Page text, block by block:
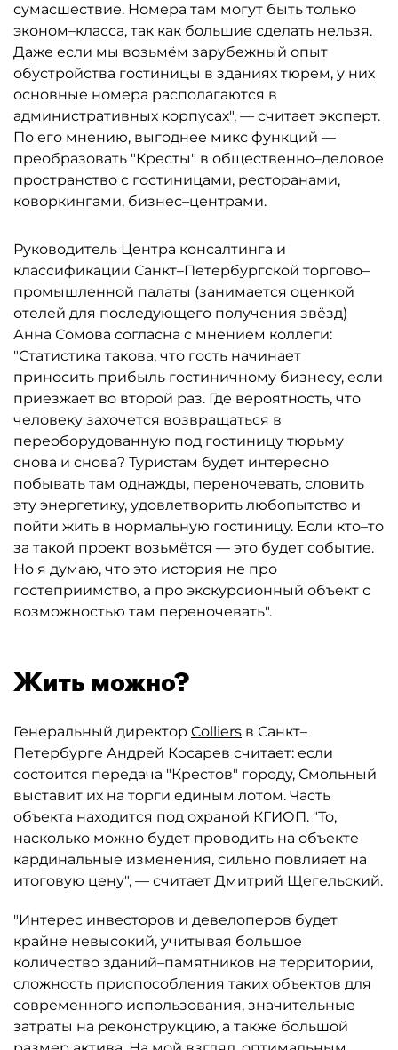
сумасшествие. Номера там могут быть только
эконом–класса, так как большие сделать нельзя.
Даже если мы возьмём зарубежный опыт
обустройства гостиницы в зданиях тюрем, у них
основные номера располагаются в
административных корпусах", — считает эксперт.
По его мнению, выгоднее микс функций —
преобразовать "Кресты" в общественно–деловое
пространство с гостиницами, ресторанами,
коворкингами, бизнес–центрами.
Руководитель Центра консалтинга и
классификации Санкт–Петербургской торгово–
промышленной палаты (занимается оценкой
отелей для последующего получения звёзд)
Анна Сомова согласна с мнением коллеги:
"Статистика такова, что гость начинает
приносить прибыль гостиничному бизнесу, если
приезжает во второй раз. Где вероятность, что
человеку захочется возвращаться в
переоборудованную под гостиницу тюрьму
снова и снова? Туристам будет интересно
побывать там однажды, переночевать, словить
эту энергетику, удовлетворить любопытство и
пойти жить в нормальную гостиницу. Если кто–то
за такой проект возьмётся — это будет событие.
Но я думаю, что это история не про
гостеприимство, а про экскурсионный объект с
возможностью там переночевать".
Жить можно?
Генеральный директор Colliers в Санкт–
Петербурге Андрей Косарев считает: если
состоится передача "Крестов" городу, Смольный
выставит их на торги единым лотом. Часть
объекта находится под охраной КГИОП. "То,
насколько можно будет проводить на объекте
кардинальные изменения, сильно повлияет на
итоговую цену", — считает Дмитрий Щегельский.
"Интерес инвесторов и девелоперов будет
крайне невысокий, учитывая большое
количество зданий–памятников на территории,
сложность приспособления таких объектов для
современного использования, значительные
затраты на реконструкцию, а также большой